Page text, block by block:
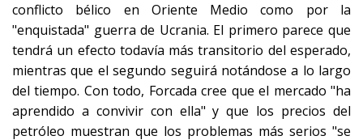
conflicto bélico en Oriente Medio como por la
"enquistada" guerra de Ucrania. El primero parece que
tendrá un efecto todavía más transitorio del esperado,
mientras que el segundo seguirá notándose a lo largo
del tiempo. Con todo, Forcada cree que el mercado "ha
aprendido a convivir con ella" y que los precios del
petróleo muestran que los problemas más serios "se